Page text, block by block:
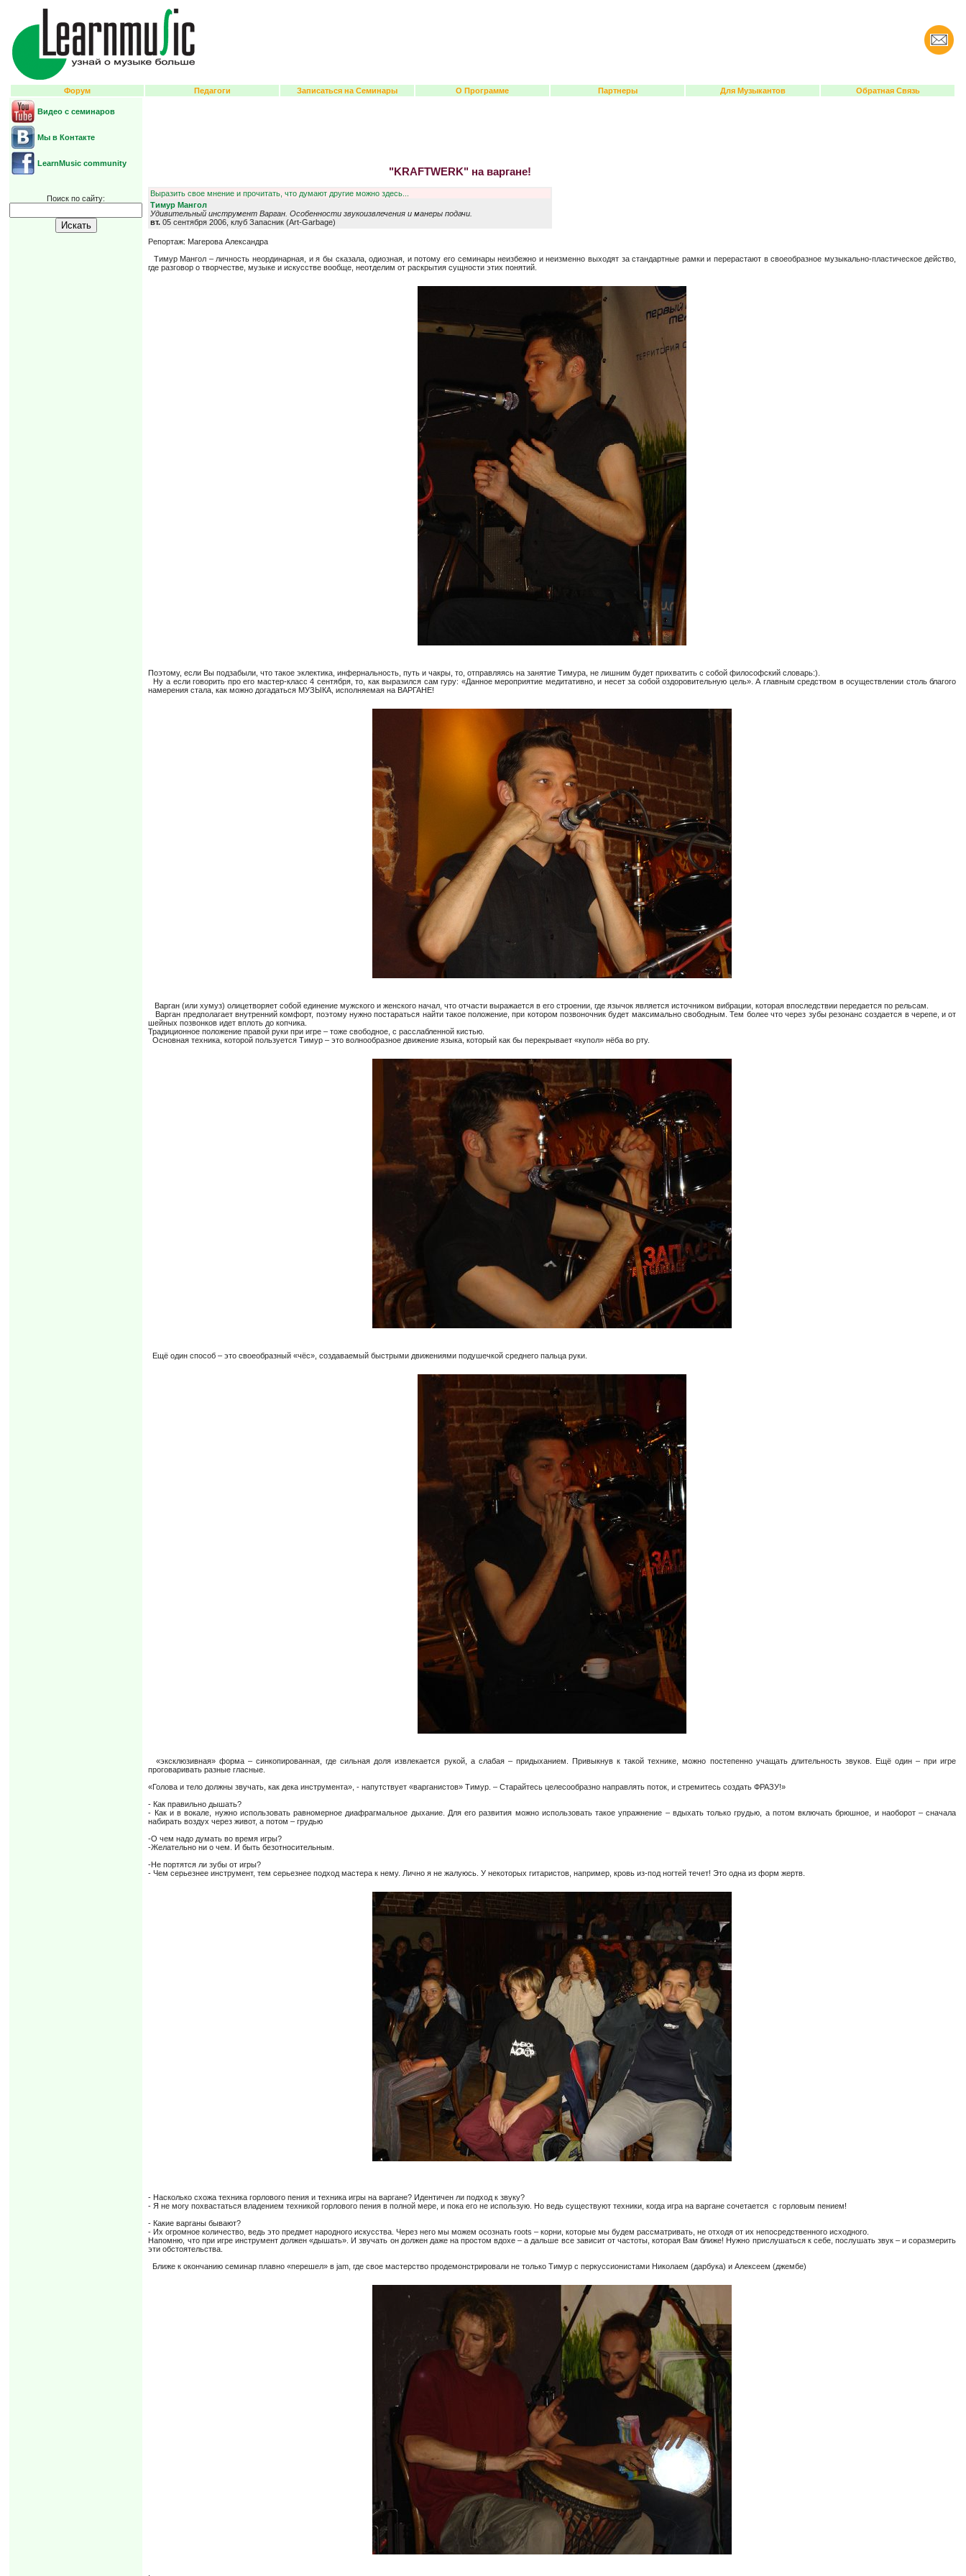
Форум Педагоги Записаться на Семинары О Программе Партнеры Для Музыкантов Обратная Связь
Видео с семинаров
Мы в Контакте
LearnMusic community
Поиск по сайту:
"KRAFTWERK" на варгане!
Выразить свое мнение и прочитать, что думают другие можно здесь...
Тимур Мангол
Удивительный инструмент Варган. Особенности звукоизвлечения и манеры подачи.
вт. 05 сентября 2006, клуб Запасник (Art-Garbage)
Репортаж: Магерова Александра
Тимур Мангол – личность неординарная, и я бы сказала, одиозная, и потому его семинары неизбежно и неизменно выходят за стандартные рамки и перерастают в своеобразное музыкально-пластическое действо,
где разговор о творчестве, музыке и искусстве вообще, неотделим от раскрытия сущности этих понятий.
Поэтому, если Вы подзабыли, что такое эклектика, инфернальность, путь и чакры, то, отправляясь на занятие Тимура, не лишним будет прихватить с собой философский словарь:).
Ну а если говорить про его мастер-класс 4 сентября, то, как выразился сам гуру: «Данное мероприятие медитативно, и несет за собой оздоровительную цель». А главным средством в осуществлении столь благого
намерения стала, как можно догадаться МУЗЫКА, исполняемая на ВАРГАНЕ!
Варган (или хумуз) олицетворяет собой единение мужского и женского начал, что отчасти выражается в его строении, где язычок является источником вибрации, которая впоследствии передается по рельсам.
Варган предполагает внутренний комфорт, поэтому нужно постараться найти такое положение, при котором позвоночник будет максимально свободным. Тем более что через зубы резонанс создается в черепе, и от
шейных позвонков идет вплоть до копчика.
Традиционное положение правой руки при игре – тоже свободное, с расслабленной кистью.
Основная техника, которой пользуется Тимур – это волнообразное движение языка, который как бы перекрывает «купол» нёба во рту.
Ещё один способ – это своеобразный «чёс», создаваемый быстрыми движениями подушечкой среднего пальца руки.
«эксклюзивная» форма – синкопированная, где сильная доля извлекается рукой, а слабая – придыханием. Привыкнув к такой технике, можно постепенно учащать длительность звуков. Ещё один – при игре
проговаривать разные гласные.
«Голова и тело должны звучать, как дека инструмента», - напутствует «варганистов» Тимур. – Старайтесь целесообразно направлять поток, и стремитесь создать ФРАЗУ!»
- Как правильно дышать?
- Как и в вокале, нужно использовать равномерное диафрагмальное дыхание. Для его развития можно использовать такое упражнение – вдыхать только грудью, а потом включать брюшное, и наоборот – сначала
набирать воздух через живот, а потом – грудью
-О чем надо думать во время игры?
-Желательно ни о чем. И быть безотносительным.
-Не портятся ли зубы от игры?
- Чем серьезнее инструмент, тем серьезнее подход мастера к нему. Лично я не жалуюсь. У некоторых гитаристов, например, кровь из-под ногтей течет! Это одна из форм жертв.
- Насколько схожа техника горлового пения и техника игры на варгане? Идентичен ли подход к звуку?
- Я не могу похвастаться владением техникой горлового пения в полной мере, и пока его не использую. Но ведь существуют техники, когда игра на варгане сочетается с горловым пением!
- Какие варганы бывают?
- Их огромное количество, ведь это предмет народного искусства. Через него мы можем осознать roots – корни, которые мы будем рассматривать, не отходя от их непосредственного исходного.
Напомню, что при игре инструмент должен «дышать». И звучать он должен даже на простом вдохе – а дальше все зависит от частоты, которая Вам ближе! Нужно прислушаться к себе, послушать звук – и соразмерить
эти обстоятельства.
Ближе к окончанию семинар плавно «перешел» в jam, где свое мастерство продемонстрировали не только Тимур с перкуссионистами Николаем (дарбука) и Алексеем (джембе)